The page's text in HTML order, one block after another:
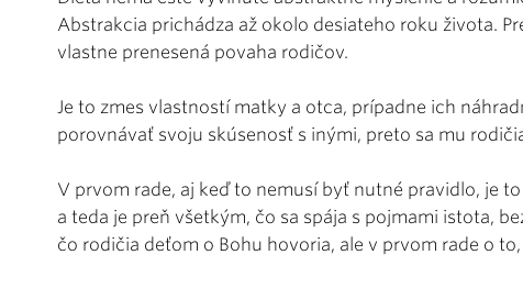
Abstrakcia prichádza až okolo desiateho roku života.
vlastne prenesená povaha rodičov.
Je to zmes vlastností matky a otca, prípadne ich
porovnávať svoju skúsenosť s inými, preto sa mu
V prvom rade, aj keď to nemusí byť nutné pravidlo, je
a teda je preň všetkým, čo sa spája s pojmami istota,
čo rodičia deťom o Bohu hovoria, ale v prvom rade o